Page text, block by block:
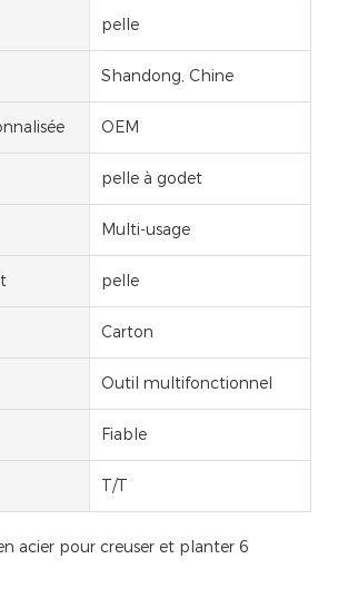
pelle
Shandong, Chine
OEM
pelle à godet
Multi-usage
pelle
Carton
Outil multifonctionnel
Fiable
T/T